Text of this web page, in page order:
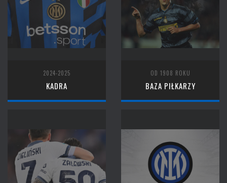
2024-2025
KADRA
OD 1908 ROKU
BAZA PIŁKARZY